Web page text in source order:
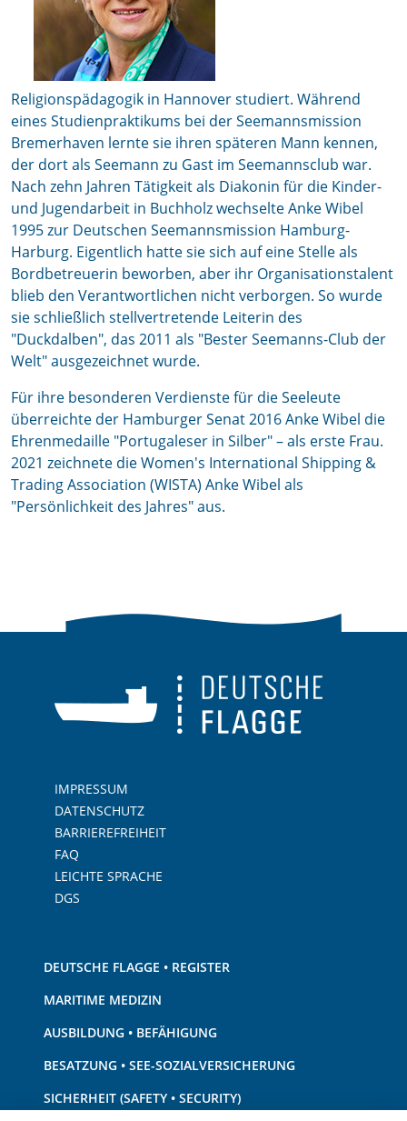
Religionspädagogik in Hannover studiert. Während
eines Studienpraktikums bei der Seemannsmission
Bremerhaven lernte sie ihren späteren Mann kennen,
der dort als Seemann zu Gast im Seemannsclub war.
Nach zehn Jahren Tätigkeit als Diakonin für die Kinder-
und Jugendarbeit in Buchholz wechselte Anke Wibel
1995 zur Deutschen Seemannsmission Hamburg-
Harburg. Eigentlich hatte sie sich auf eine Stelle als
Bordbetreuerin beworben, aber ihr Organisationstalent
blieb den Verantwortlichen nicht verborgen. So wurde
sie schließlich stellvertretende Leiterin des
"Duckdalben", das 2011 als "Bester Seemanns-Club der
Welt" ausgezeichnet wurde.
Für ihre besonderen Verdienste für die Seeleute
überreichte der Hamburger Senat 2016 Anke Wibel die
Ehrenmedaille "Portugaleser in Silber" – als erste Frau.
2021 zeichnete die Women's International Shipping &
Trading Association (WISTA) Anke Wibel als
"Persönlichkeit des Jahres" aus.
IMPRESSUM
DATENSCHUTZ
BARRIEREFREIHEIT
FAQ
LEICHTE SPRACHE
DGS
DEUTSCHE FLAGGE • REGISTER
MARITIME MEDIZIN
AUSBILDUNG • BEFÄHIGUNG
BESATZUNG • SEE-SOZIALVERSICHERUNG
SICHERHEIT (SAFETY • SECURITY)